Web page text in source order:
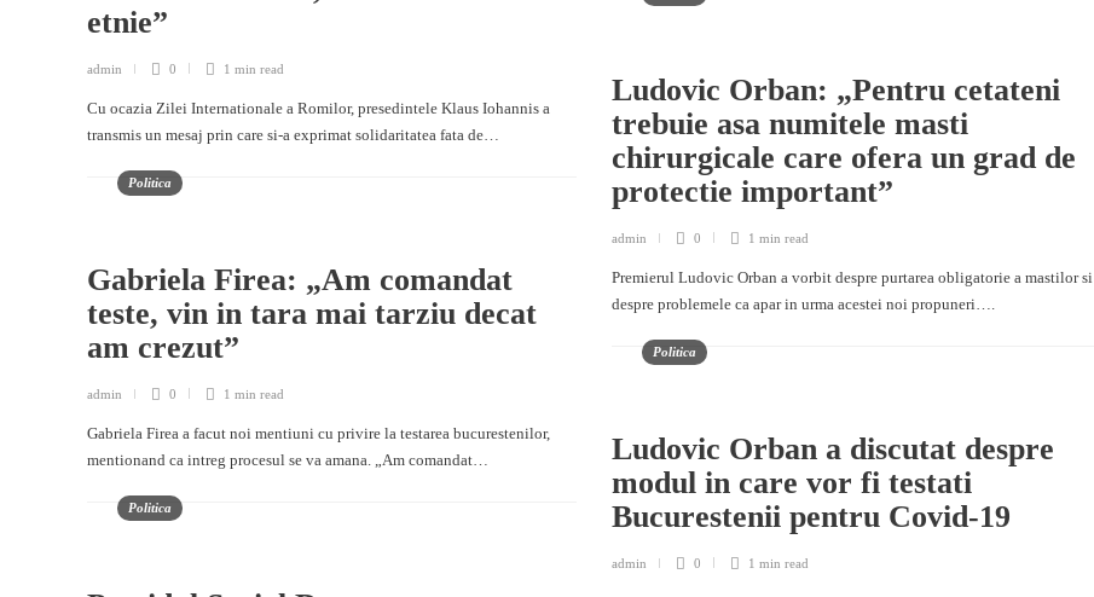
etnie”
admin 0 1 min read
Cu ocazia Zilei Internationale a Romilor, presedintele Klaus Iohannis a
transmis un mesaj prin care si-a exprimat solidaritatea fata de…
Ludovic Orban: „Pentru cetateni
trebuie asa numitele masti
chirurgicale care ofera un grad de
protectie important”
admin 0 1 min read
Premierul Ludovic Orban a vorbit despre purtarea obligatorie a mastilor si
despre problemele ca apar in urma acestei noi propuneri….
Politica
Gabriela Firea: „Am comandat
teste, vin in tara mai tarziu decat
am crezut”
admin 0 1 min read
Gabriela Firea a facut noi mentiuni cu privire la testarea bucurestenilor,
mentionand ca intreg procesul se va amana. „Am comandat…
Politica
Ludovic Orban a discutat despre
modul in care vor fi testati
Bucurestenii pentru Covid-19
admin 0 1 min read
Politica